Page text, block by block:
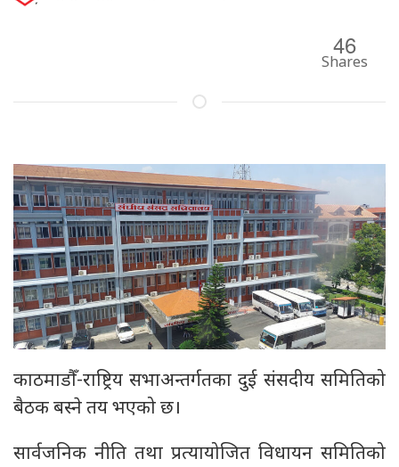
46
Shares
काठमाडौँ-राष्ट्रिय सभाअन्तर्गतका दुई संसदीय समितिको
बैठक बस्ने तय भएको छ।
सार्वजनिक नीति तथा प्रत्यायोजित विधायन समितिको